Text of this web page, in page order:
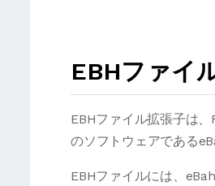
EBHファイ
EBHファイル拡張子は
のソフトウェアである
EBHファイルには、